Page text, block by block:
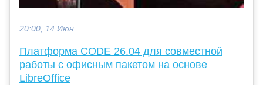
20:00, 14 Июн
Платформа CODE 26.04 для совместной
работы с офисным пакетом на основе
LibreOffice